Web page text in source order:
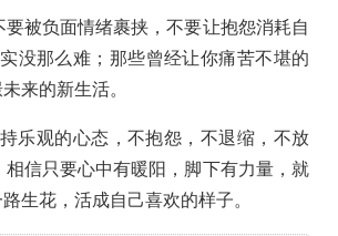
被负面情绪裹挟，不要让抱怨消耗自
没那么难；那些曾经让你痛苦不堪的
来的新生活。
乐观的心态，不抱怨，不退缩，不放
信只要心中有暖阳，脚下有力量，就
生花，活成自己喜欢的样子。